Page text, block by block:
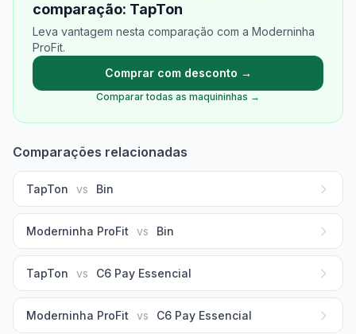
comparação: TapTon
Leva vantagem nesta comparação com a Moderninha
ProFit.
Comprar com desconto →
Comparar todas as maquininhas →
Comparações relacionadas
TapTon vs Bin
Moderninha ProFit vs Bin
TapTon vs C6 Pay Essencial
Moderninha ProFit vs C6 Pay Essencial